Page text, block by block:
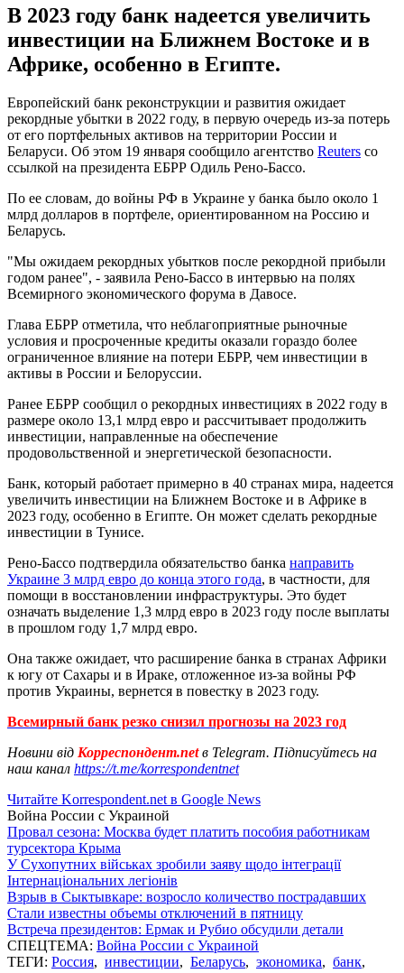
В 2023 году банк надеется увеличить
инвестиции на Ближнем Востоке и в
Африке, особенно в Египте.
Европейский банк реконструкции и развития ожидает
рекордные убытки в 2022 году, в первую очередь из-за потерь
от его портфельных активов на территории России и
Беларуси. Об этом 19 января сообщило агентство Reuters со
ссылкой на президента ЕБРР Одиль Рено-Бассо.
По ее словам, до войны РФ в Украине у банка было около 1
млрд долларов в портфеле, ориентированном на Россию и
Беларусь.
"Мы ожидаем рекордных убытков после рекордной прибыли
годом ранее", - заявила Рено-Бассо в интервью на полях
Всемирного экономического форума в Давосе.
Глава ЕБРР отметила, что неблагоприятные рыночные
условия и просроченные кредиты оказали гораздо более
ограниченное влияние на потери ЕБРР, чем инвестиции в
активы в России и Белоруссии.
Ранее ЕБРР сообщил о рекордных инвестициях в 2022 году в
размере около 13,1 млрд евро и рассчитывает продолжить
инвестиции, направленные на обеспечение
продовольственной и энергетической безопасности.
Банк, который работает примерно в 40 странах мира, надеется
увеличить инвестиции на Ближнем Востоке и в Африке в
2023 году, особенно в Египте. Он может сделать рекордные
инвестиции в Тунисе.
Рено-Бассо подтвердила обязательство банка направить
Украине 3 млрд евро до конца этого года, в частности, для
помощи в восстановлении инфраструктуры. Это будет
означать выделение 1,3 млрд евро в 2023 году после выплаты
в прошлом году 1,7 млрд евро.
Она также ожидает, что расширение банка в странах Африки
к югу от Сахары и в Ираке, отложенное из-за войны РФ
против Украины, вернется в повестку в 2023 году.
Всемирный банк резко снизил прогнозы на 2023 год
Новини від Корреспондент.netв Telegram. Підписуйтесь на
наш канал https://t.me/korrespondentnet
Читайте Korrespondent.net в Google News
Война России с Украиной
Провал сезона: Москва будет платить пособия работникам
турсектора Крыма
У Сухопутних військах зробили заяву щодо інтеграції
Інтернаціональних легіонів
Взрыв в Сыктывкаре: возросло количество пострадавших
Стали известны объемы отключений в пятницу
Встреча президентов: Ермак и Рубио обсудили детали
СПЕЦТЕМА: Война России с Украиной
ТЕГИ: Россия, инвестиции, Беларусь, экономика, банк,